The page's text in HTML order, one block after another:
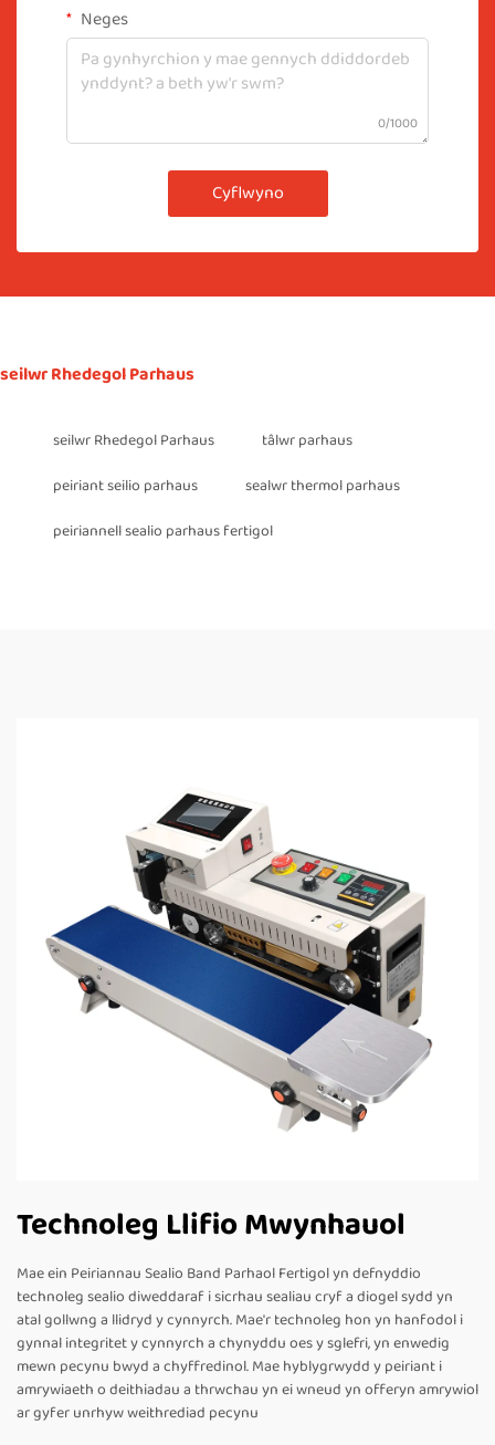
Neges
0/1000
Cyflwyno
seilwr Rhedegol Parhaus
seilwr Rhedegol Parhaus
tâlwr parhaus
peiriant seilio parhaus
sealwr thermol parhaus
peiriannell sealio parhaus fertigol
Technoleg Llifio Mwynhauol
Mae ein Peiriannau Sealio Band Parhaol Fertigol yn defnyddio
technoleg sealio diweddaraf i sicrhau sealiau cryf a diogel sydd yn
atal gollwng a llidryd y cynnyrch. Mae'r technoleg hon yn hanfodol i
gynnal integritet y cynnyrch a chynyddu oes y sglefri, yn enwedig
mewn pecynu bwyd a chyffredinol. Mae hyblygrwydd y peiriant i
amrywiaeth o deithiadau a thrwchau yn ei wneud yn offeryn amrywiol
ar gyfer unrhyw weithrediad pecynu